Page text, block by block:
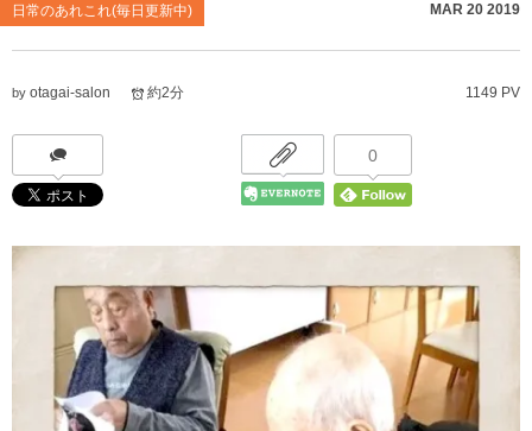
日常のあれこれ(毎日更新中) MAR 20 2019
by otagai-salon 1149 PV
約2分
0
おたがいサロンの喫茶店（オレンジカフェ）
就労継続支援 B型事業